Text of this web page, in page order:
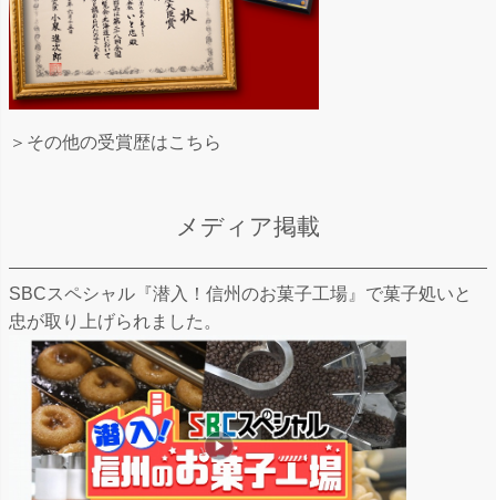
＞その他の受賞歴はこちら
メディア掲載
SBCスペシャル『潜入！信州のお菓子工場』で菓子処いと
忠が取り上げられました。